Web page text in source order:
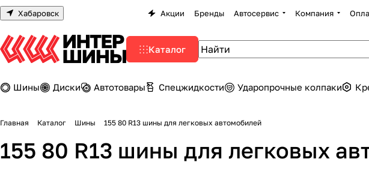
Хабаровск Акции Бренды Автосервис Компания
Каталог
Шины Диски Автотовары Спецжидкости Ударопрочные колпаки
Главная Каталог Шины 155 80 R13 шины для легковых автомобилей
155 80 R13 шины для легковых